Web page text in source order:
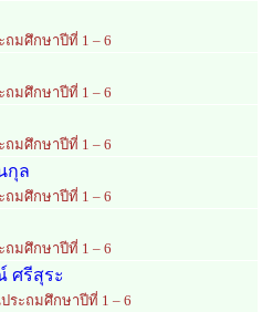
มศึกษาปีที่ 1 – 6
มศึกษาปีที่ 1 – 6
มศึกษาปีที่ 1 – 6
กุล
มศึกษาปีที่ 1 – 6
มศึกษาปีที่ 1 – 6
ศรีสุระ
ระถมศึกษาปีที่ 1 – 6